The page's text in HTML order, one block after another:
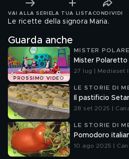
VAI ALLA SERIE LA TUA LISTA CONDIVIDI
Le ricette della signora Maria.
Guarda anche
PROSSIMO VIDEO
MISTER
Mister Polaretto
27 lug | Mediaset
LE STORIE DI
Il pastificio
28 set 2025 |
LE STORIE DI
Pomodoro
10 ago 2025 |